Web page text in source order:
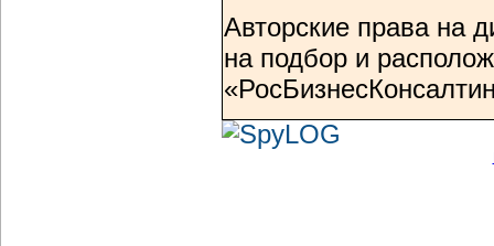
Авторские права на
на подбор и